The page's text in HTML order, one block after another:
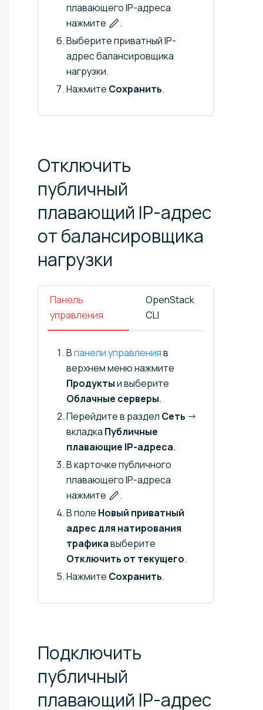
плавающего IP-адреса
нажмите
.
Выберите приватный IP-
адрес балансировщика
нагрузки.
Нажмите Сохранить.
Отключить
публичный
плавающий IP-адрес
от балансировщика
нагрузки
Панель
управления
OpenStack
CLI
Впанели управленияв
верхнем меню нажмите
Продуктыи выберите
Облачные серверы.
Перейдите в раздел Сеть →
вкладка Публичные
плавающие IP-адреса.
В карточке публичного
плавающего IP-адреса
нажмите
.
В поле Новый приватный
адрес для натирования
трафикавыберите
Отключить от текущего.
Нажмите Сохранить.
Подключить
публичный
плавающий IP-адрес